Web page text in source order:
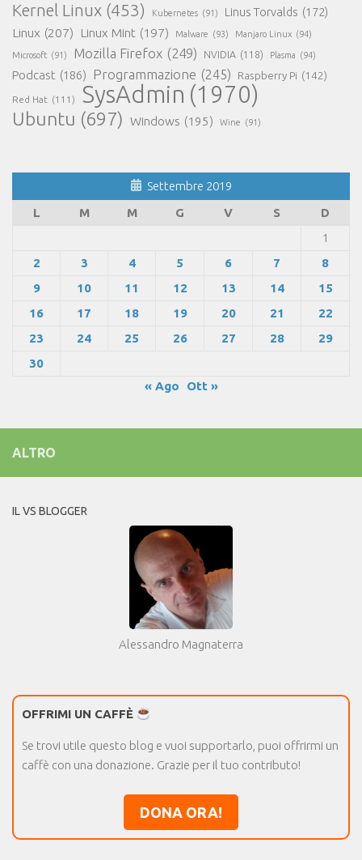
Kernel Linux (453) Kubernetes (91) Linus Torvalds (172)
Linux (207) Linux Mint (197) Malware (93) Manjaro Linux (94)
Microsoft (91) Mozilla Firefox (249) NVIDIA (118) Plasma (94)
Podcast (186) Programmazione (245) Raspberry Pi (142)
Red Hat (111) SysAdmin (1970)
Ubuntu (697) Windows (195) Wine (91)
Settembre 2019
L
M M G V S
D
1
2
3 4 5 6 7
8
9
10 11 12 13 14
15
16
17 18 19 20 21
22
23
24 25 26 27 28
29
30
« Ago
Ott »
ALTRO
IL VS BLOGGER
Alessandro Magnaterra
OFFRIMI UN CAFFÈ
Se trovi utile questo blog e vuoi supportarlo, puoi offrirmi un
caffè con una donazione. Grazie per il tuo contributo!
DONA ORA!